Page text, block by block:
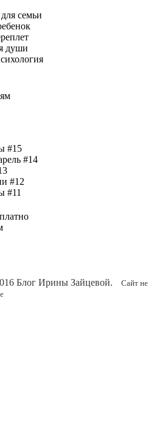
семьи
души
#15
#14
#12
#11
Блог Ирины Зайцевой.
Сайт не